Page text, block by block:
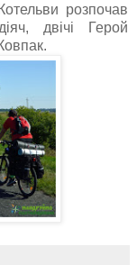
розпочав
двічі Герой